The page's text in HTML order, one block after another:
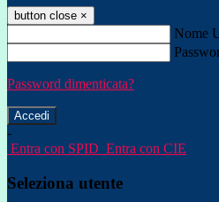
button close ×
Nome
Password dimenticata?
-
Entra con SPID Entra con CIE
Seleziona utente